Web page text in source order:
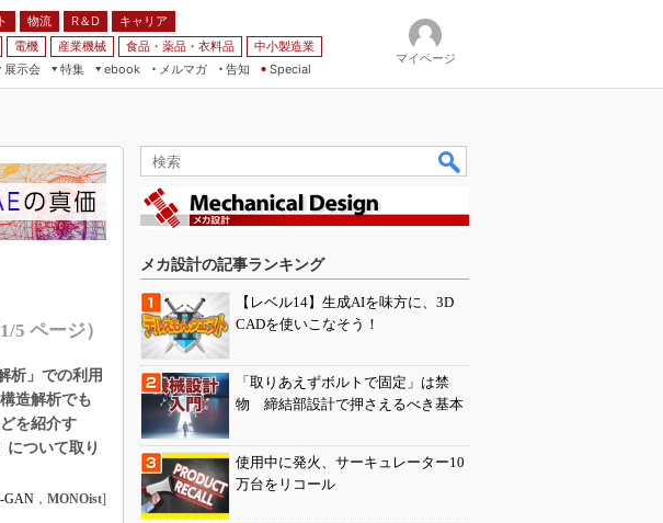
物流 R＆D
キャリア
電機 産業機械 食品・薬品・衣料品
中小製造業
展示会
特集
ebook
メルマガ
告知 Special
マイページ
1/5 ページ）
析」での利用
造解析でも
を紹介す
について取り
GAN ， MONOist]
メカ設計の記事ランキング
【レベル14】生成AIを味方に、3D
CADを使いこなそう！
「取りあえずボルトで固定」は禁
物 締結部設計で押さえるべき基本
使用中に発火、サーキュレーター10
万台をリコール